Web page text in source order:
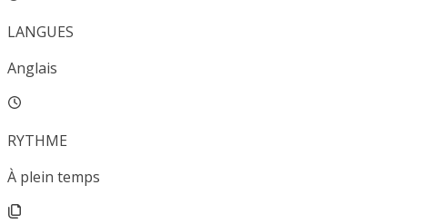
LANGUES
Anglais
RYTHME
À plein temps